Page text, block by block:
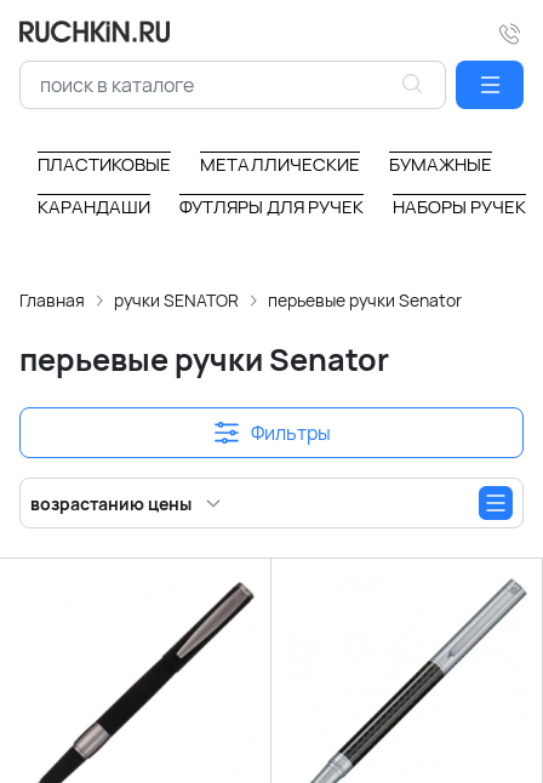
ПЛАСТИКОВЫЕ МЕТАЛЛИЧЕСКИЕ
БУМАЖНЫЕ
КАРАНДАШИ
ФУТЛЯРЫ ДЛЯ РУЧЕК НАБОРЫ РУЧЕК
Главная ручки SENATOR перьевые ручки Senator
перьевые ручки Senator
Фильтры
возрастанию цены